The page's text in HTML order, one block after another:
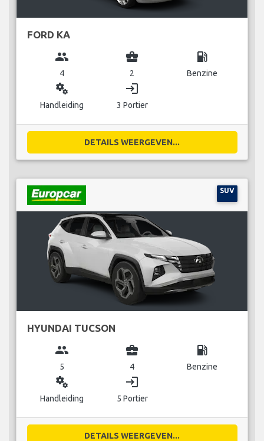
FORD KA
group
4
business_center
2
local_gas_station
Benzine
miscellaneous_services
Handleiding
login
3 Portier
DETAILS WEERGEVEN...
SUV
HYUNDAI TUCSON
group
5
business_center
4
local_gas_station
Benzine
miscellaneous_services
Handleiding
login
5 Portier
DETAILS WEERGEVEN...